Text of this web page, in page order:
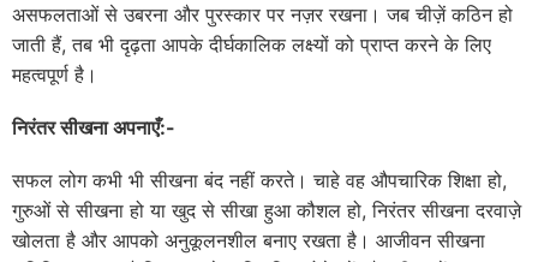
असफलताओं से उबरना और पुरस्कार पर नज़र रखना। जब चीज़ें कठिन हो
जाती हैं, तब भी दृढ़ता आपके दीर्घकालिक लक्ष्यों को प्राप्त करने के लिए
महत्वपूर्ण है।
निरंतर सीखना अपनाएँ:-
सफल लोग कभी भी सीखना बंद नहीं करते। चाहे वह औपचारिक शिक्षा हो,
गुरुओं से सीखना हो या खुद से सीखा हुआ कौशल हो, निरंतर सीखना दरवाज़े
खोलता है और आपको अनुकूलनशील बनाए रखता है। आजीवन सीखना